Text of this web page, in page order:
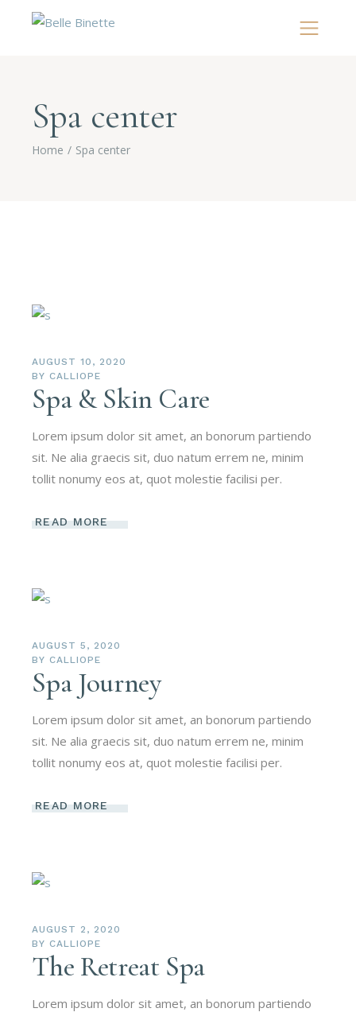
Spa center
Home Spa center
AUGUST 10, 2020
BY CALLIOPE
Spa & Skin Care
Lorem ipsum dolor sit amet, an bonorum partiendo
sit. Ne alia graecis sit, duo natum errem ne, minim
tollit nonumy eos at, quot molestie facilisi per.
READ MORE
AUGUST 5, 2020
BY CALLIOPE
Spa Journey
Lorem ipsum dolor sit amet, an bonorum partiendo
sit. Ne alia graecis sit, duo natum errem ne, minim
tollit nonumy eos at, quot molestie facilisi per.
READ MORE
AUGUST 2, 2020
BY CALLIOPE
The Retreat Spa
Lorem ipsum dolor sit amet, an bonorum partiendo